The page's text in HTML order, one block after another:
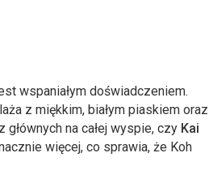
wspaniałym doświadczeniem.
z miękkim, białym piaskiem oraz
na całej wyspie, czy Kai
więcej, co sprawia, że Koh